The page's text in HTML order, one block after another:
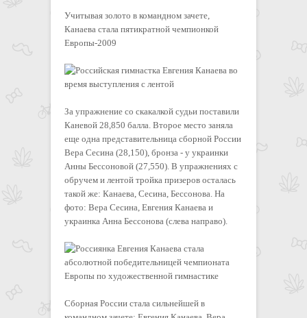
Учитывая золото в командном зачете,
Канаева стала пятикратной чемпионкой
Европы-2009
За упражнение со скакалкой судьи поставили
Каневой 28,850 балла. Второе место заняла
еще одна представительница сборной России
Вера Сесина (28,150), бронза - у украинки
Анны Бессоновой (27,550). В упражнениях с
обручем и лентой тройка призеров осталась
такой же: Канаева, Сесина, Бессонова. На
фото: Вера Сесина, Евгения Канаева и
украинка Анна Бессонова (слева направо).
Cборная России стала сильнейшей в